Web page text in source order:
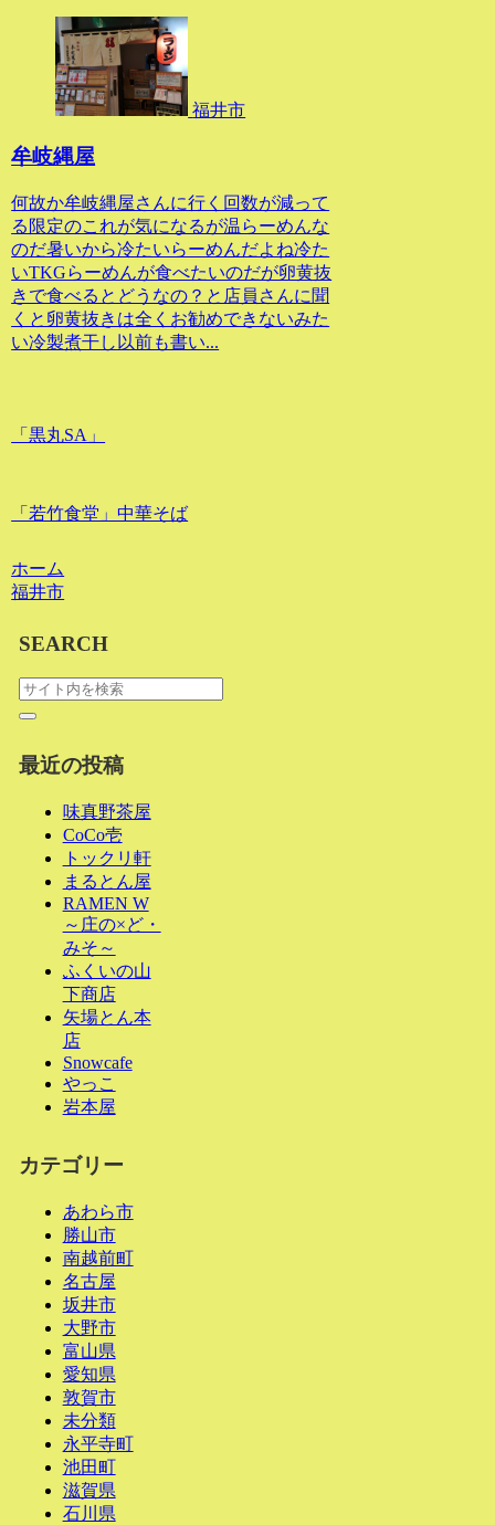
福井市
牟岐縄屋
何故か牟岐縄屋さんに行く回数が減って
る限定のこれが気になるが温らーめんな
のだ暑いから冷たいらーめんだよね冷た
いTKGらーめんが食べたいのだが卵黄抜
きで食べるとどうなの？と店員さんに聞
くと卵黄抜きは全くお勧めできないみた
い冷製煮干し以前も書い...
「黒丸SA」
「若竹食堂」中華そば
ホーム
福井市
SEARCH
最近の投稿
味真野茶屋
CoCo壱
トックリ軒
まるとん屋
RAMEN W
～庄の×ど・
みそ～
ふくいの山
下商店
矢場とん本
店
Snowcafe
やっこ
岩本屋
カテゴリー
あわら市
勝山市
南越前町
名古屋
坂井市
大野市
富山県
愛知県
敦賀市
未分類
永平寺町
池田町
滋賀県
石川県